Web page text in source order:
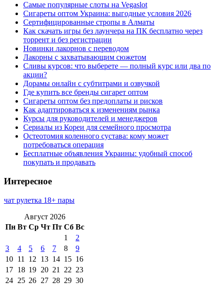
Самые популярные слоты на Vegaslot
Сигареты оптом Украина: выгодные условия 2026
Сертифицированные стропы в Алматы
Как скачать игры без лаунчера на ПК бесплатно через
торрент и без регистрации
Новинки лакорнов с переводом
Лакорны с захватывающим сюжетом
Сливы курсов: что выберете — полный курс или два по
акции?
Дорамы онлайн с субтитрами и озвучкой
Где купить все бренды сигарет оптом
Сигареты оптом без предоплаты и рисков
Как адаптироваться к изменениям рынка
Курсы для руководителей и менеджеров
Сериалы из Кореи для семейного просмотра
Остеотомия коленного сустава: кому может
потребоваться операция
Бесплатные объявления Украины: удобный способ
покупать и продавать
Интересное
чат рулетка 18+ пары
Август 2026
Пн Вт Ср Чт Пт Сб Вс
1
2
3
4 5 6 7 8
9
10 11 12 13 14 15 16
17 18 19 20 21 22 23
24 25 26 27 28 29 30